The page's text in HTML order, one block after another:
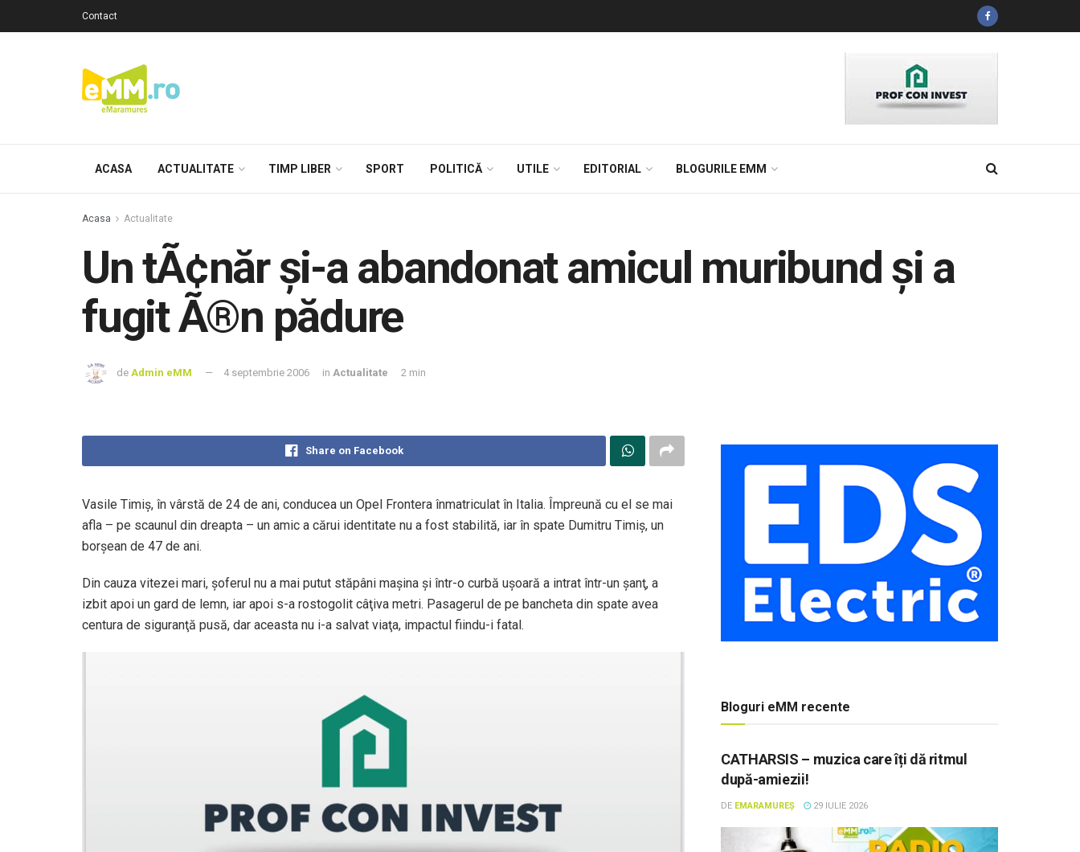
Contact
ACASA ACTUALITATE TIMP LIBER SPORT POLITICĂ UTILE EDITORIAL BLOGURILE EMM
Acasa Actualitate
Un tÃ¢năr şi-a abandonat amicul muribund şi a
fugit Ã®n pădure
de Admin eMM 4 septembrie 2006 in Actualitate 2 min
Share on Facebook
Vasile Timiş, în vârstă de 24 de ani, conducea un Opel Frontera înmatriculat în Italia. Împreună cu el se mai
afla – pe scaunul din dreapta – un amic a cărui identitate nu a fost stabilită, iar în spate Dumitru Timiş, un
borşean de 47 de ani.
Din cauza vitezei mari, şoferul nu a mai putut stăpâni maşina şi într-o curbă uşoară a intrat într-un şanţ, a
izbit apoi un gard de lemn, iar apoi s-a rostogolit câţiva metri. Pasagerul de pe bancheta din spate avea
centura de siguranţă pusă, dar aceasta nu i-a salvat viaţa, impactul fiindu-i fatal.
Bloguri eMM recente
CATHARSIS – muzica care îți dă ritmul
după-amiezii!
DE EMARAMUREȘ 29 IULIE 2026